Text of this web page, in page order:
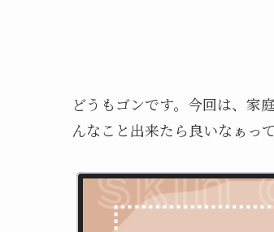
どうもゴンです。今回は、家
んなこと出来たら良いなぁっ